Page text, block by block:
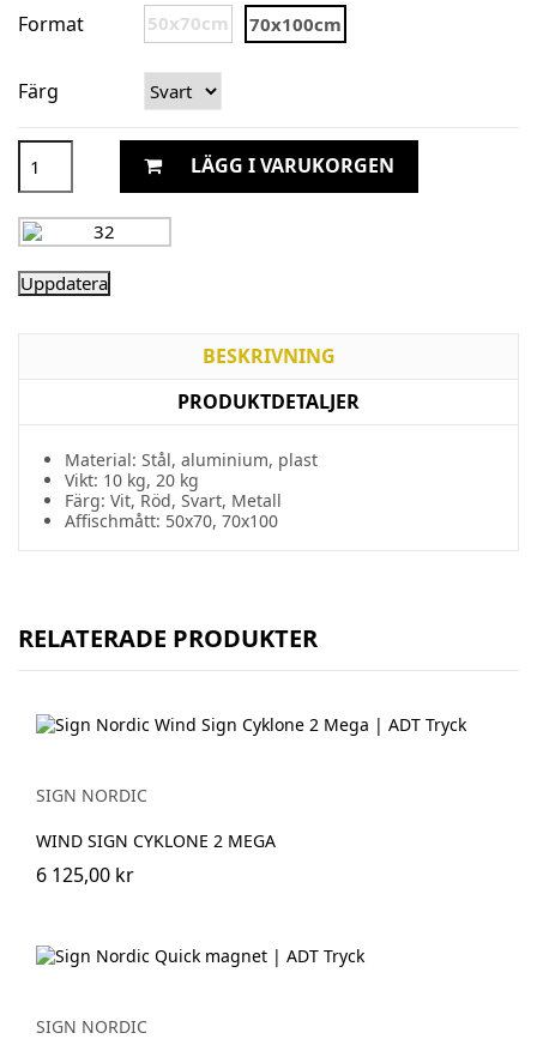
Format 50x70cm 70x100cm
Färg
LÄGG I VARUKORGEN
BESKRIVNING
PRODUKTDETALJER
Material: Stål, aluminium, plast
Vikt: 10 kg, 20 kg
Färg: Vit, Röd, Svart, Metall
Affischmått: 50x70, 70x100
RELATERADE PRODUKTER
SIGN NORDIC
WIND SIGN CYKLONE 2 MEGA
6 125,00 kr
SIGN NORDIC